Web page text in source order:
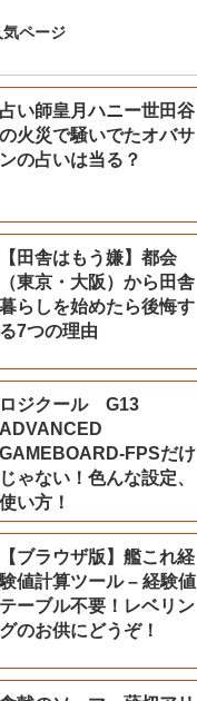
ページ
占い師皇月ハニー世田谷
の火災で騒いでたオバサ
ンの占いは当る？
【田舎はもう嫌】都会
（東京・大阪）から田舎
暮らしを始めたら後悔す
る7つの理由
ロジクール G13
ADVANCED
GAMEBOARD-FPSだけ
じゃない！色んな設定、
使い方！
【ブラウザ版】艦これ経
験値計算ツール – 経験値
テーブル不要！レベリン
グのお供にどうぞ！